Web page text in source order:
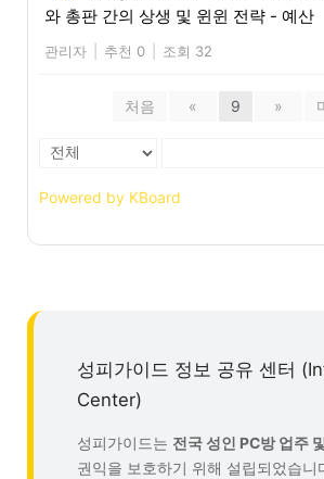
와 총판 간의 상생 및 윈윈 전략 - 예산
관리자 추천 0 조회 32
처음 « 9 »
Powered by KBoard
성피가이드 정보 공유 센터
Center)
성피가이드는 전국 성인 PC방 업주
권익을 보호하기 위해 설립되었습니